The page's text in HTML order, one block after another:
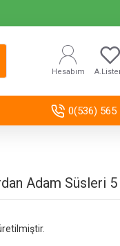
Hesabım
0(536) 565
Adam Süsleri